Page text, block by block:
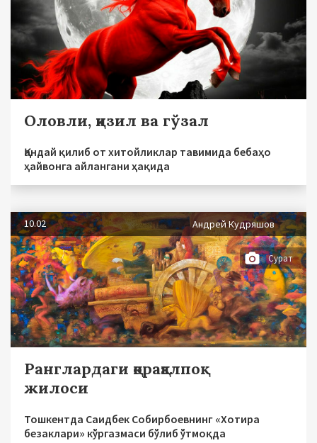
Оловли, қизил ва гўзал
Қандай қилиб от хитойликлар тавимида бебаҳо
ҳайвонга айлангани ҳақида
10.02 Андрей Кудряшов
Сурат
Ранглардаги қорақалпоқ
жилоси
Тошкентда Саидбек Собирбоевнинг «Хотира
безаклари» кўргазмаси бўлиб ўтмоқда